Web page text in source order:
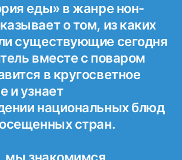
еды» в жанре нон-
о том, из каких
существующие сегодня
вместе с поваром
в кругосветное
и узнает
национальных блюд
стран.